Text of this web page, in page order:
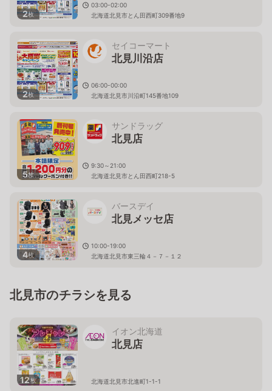
2枚
03:00-02:00
北海道北見市とん田西町309番地9
2枚
セイコーマート
北見川沿店
06:00-00:00
北海道北見市川沿町145番地109
5枚
サンドラッグ
北見店
9:30～21:00
北海道北見市とん田西町218-5
4枚
バースデイ
北見メッセ店
10:00-19:00
北海道北見市東三輪４－７－１２
北見市のチラシを見る
12枚
イオン北海道
北見店
北海道北見市北進町1-1-1